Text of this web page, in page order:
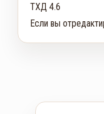
ТХД 4.6
Если вы